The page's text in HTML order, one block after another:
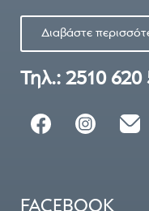
Διαβάστε
Τηλ.: 2510 620
FACEBOOK